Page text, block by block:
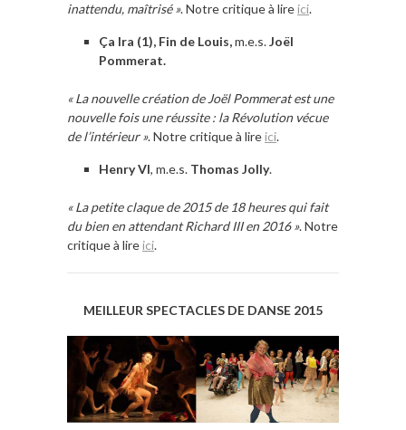
inattendu, maîtrisé ». Notre critique à lireici.
Ça Ira (1), Fin de Louis,m.e.s.Joël
Pommerat.
« La nouvelle création de Joël Pommerat est une
nouvelle fois une réussite : la Révolution vécue
de l’intérieur ». Notre critique à lireici.
Henry VI, m.e.s. Thomas Jolly.
« La petite claque de 2015 de 18 heures qui fait
du bien en attendant Richard III en 2016 ». Notre
critique à lireici.
MEILLEUR SPECTACLES DE DANSE 2015